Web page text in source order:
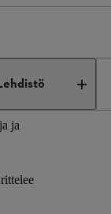
ja